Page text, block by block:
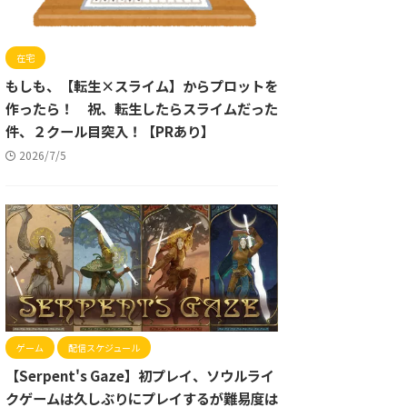
在宅
もしも、【転生×スライム】からプロットを
作ったら！ 祝、転生したらスライムだった
件、２クール目突入！【PRあり】
2026/7/5
ゲーム 配信スケジュール
【Serpent's Gaze】初プレイ、ソウルライ
クゲームは久しぶりにプレイするが難易度は